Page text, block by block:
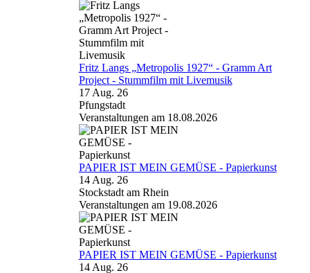
Fritz Langs „Metropolis 1927“ - Gramm Art
Project - Stummfilm mit Livemusik
17 Aug. 26
Pfungstadt
Veranstaltungen am 18.08.2026
PAPIER IST MEIN GEMÜSE - Papierkunst
14 Aug. 26
Stockstadt am Rhein
Veranstaltungen am 19.08.2026
PAPIER IST MEIN GEMÜSE - Papierkunst
14 Aug. 26